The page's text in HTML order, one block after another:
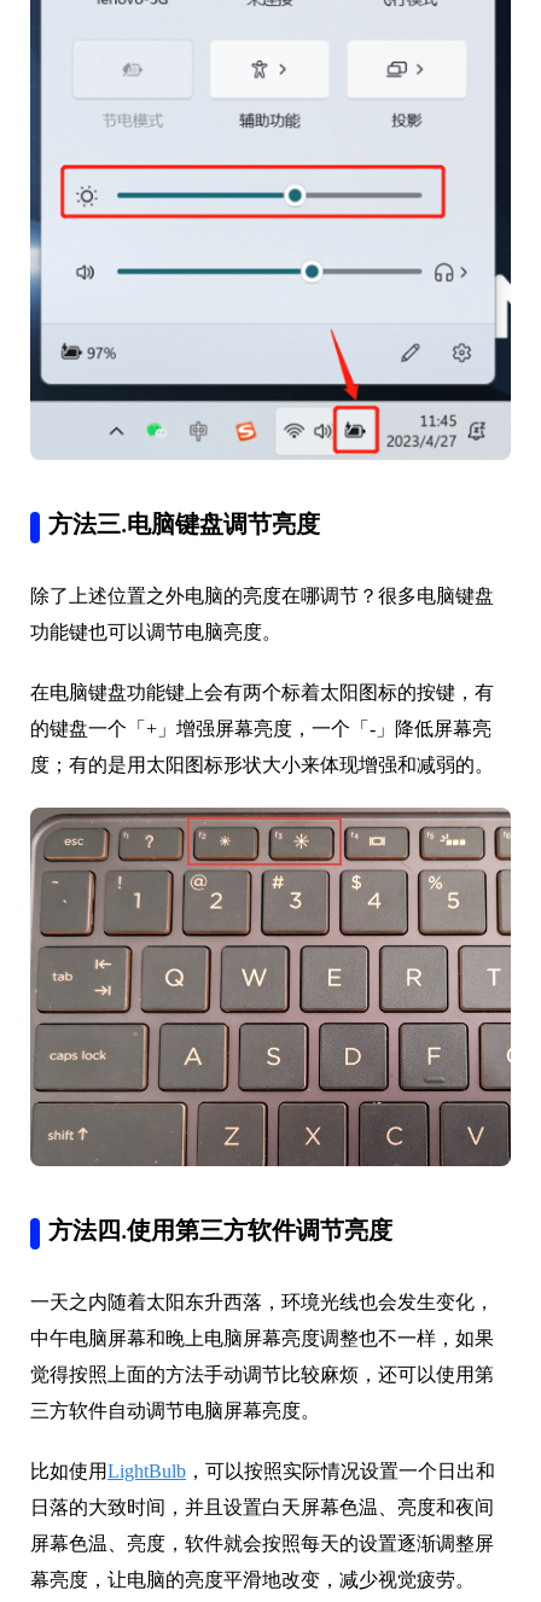
方法三.电脑键盘调节亮度
除了上述位置之外电脑的亮度在哪调节？很多电脑键盘
功能键也可以调节电脑亮度。
在电脑键盘功能键上会有两个标着太阳图标的按键，有
的键盘一个「+」增强屏幕亮度，一个「-」降低屏幕亮
度；有的是用太阳图标形状大小来体现增强和减弱的。
方法四.使用第三方软件调节亮度
一天之内随着太阳东升西落，环境光线也会发生变化，
中午电脑屏幕和晚上电脑屏幕亮度调整也不一样，如果
觉得按照上面的方法手动调节比较麻烦，还可以使用第
三方软件自动调节电脑屏幕亮度。
比如使用LightBulb ，可以按照实际情况设置一个日出和
日落的大致时间，并且设置白天屏幕色温、亮度和夜间
屏幕色温、亮度，软件就会按照每天的设置逐渐调整屏
幕亮度，让电脑的亮度平滑地改变，减少视觉疲劳。